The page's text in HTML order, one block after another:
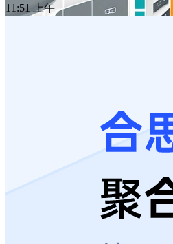
11:51 上午